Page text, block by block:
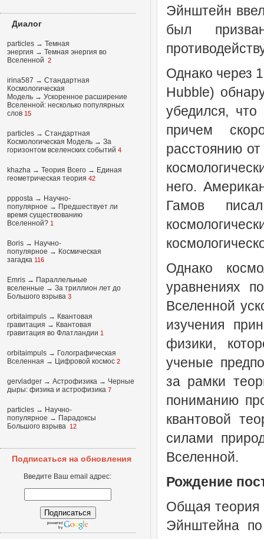
Эйнштейн
был
Однако через
Hubble)
убедился,
причем
расстоянию
него.
Гамов
Однако
уравнениях
Вселенной
изучения
физики,
ученые
за рамки
пониманию
квантовой
силами
Вселенной.
Рождение
Общая теория
Эйнштейна
Диалог
particles → Темная
энергия → Темная энергия во
Вселенной 2
irina587 → Стандартная
Космологическая
Модель → Ускоренное расширение
Вселенной: несколько популярных
слов 15
particles → Стандартная
Космологическая Модель → За
горизонтом вселенских событий 4
khazha → Теория Всего → Единая
геометрическая теория 42
ppposta → Научно-
популярное → Предшествует ли
время существованию
Вселенной? 1
Boris → Научно-
популярное → Космическая
загадка 116
Emris → Параллельные
вселенные → За триллион лет до
Большого взрыва 3
orbitaimpuls → Квантовая
гравитация → Квантовая
гравитация во Флатландии 1
orbitaimpuls → Голографическая
Вселенная → Цифровой космос 2
gervladger → Астрофизика → Черные
дыры: физика и астрофизика 7
particles → Научно-
популярное → Парадоксы
Большого взрыва 12
Подписаться на обновления
Введите Ваш email адрес: